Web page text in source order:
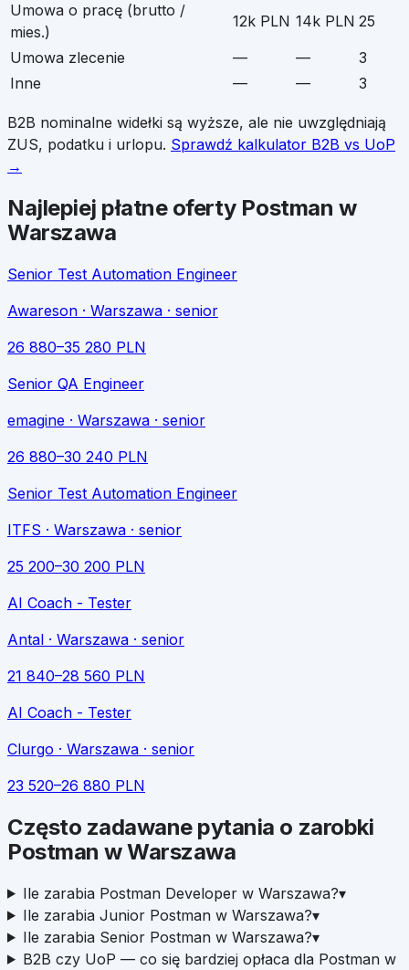
Umowa o pracę (brutto /
mies.)
12k PLN 14k PLN 25
Umowa zlecenie
— —
3
Inne
— — 3
B2B nominalne widełki są wyższe, ale nie uwzględniają
ZUS, podatku i urlopu. Sprawdź kalkulator B2B vs UoP
→
Najlepiej płatne oferty Postman w
Warszawa
Senior Test Automation Engineer
Awareson · Warszawa · senior
26 880–35 280 PLN
Senior QA Engineer
emagine · Warszawa · senior
26 880–30 240 PLN
Senior Test Automation Engineer
ITFS · Warszawa · senior
25 200–30 200 PLN
AI Coach - Tester
Antal · Warszawa · senior
21 840–28 560 PLN
AI Coach - Tester
Clurgo · Warszawa · senior
23 520–26 880 PLN
Często zadawane pytania o zarobki
Postman wWarszawa
Ile zarabia Postman Developer w Warszawa?▾
Ile zarabia Junior Postman w Warszawa?▾
Ile zarabia Senior Postman w Warszawa?▾
B2B czy UoP — co się bardziej opłaca dla Postman w